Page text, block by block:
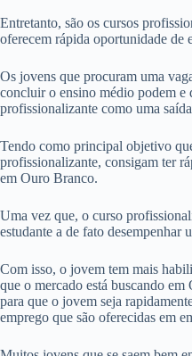
Entretanto, são os cursos
oferecem rápida oportunidade de
Os jovens que procuram uma
concluir o ensino médio podem e
profissionalizante como uma
Tendo como principal objetivo
profissionalizante, consigam ter
em Ouro Branco.
Uma vez que, o curso
estudante a de fato desempenhar
Com isso, o jovem tem mais
que o mercado está buscando
para que o jovem seja
emprego que são oferecidas em